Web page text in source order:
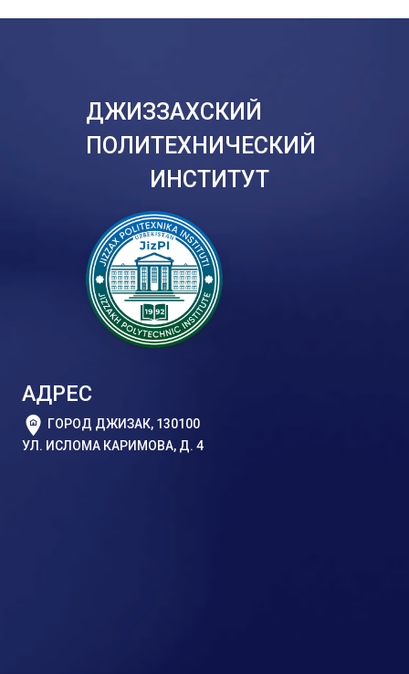
ДЖИЗЗАХСКИЙ
ПОЛИТЕХНИЧЕСКИЙ
ИНСТИТУТ
АДРЕС
ГОРОД ДЖИЗАК, 130100
УЛ. ИСЛОМА КАРИМОВА, Д. 4